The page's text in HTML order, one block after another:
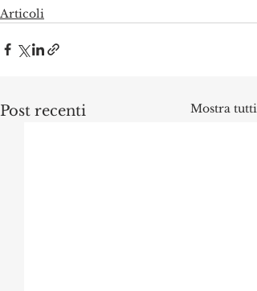
Articoli
Post recenti Mostra tutti